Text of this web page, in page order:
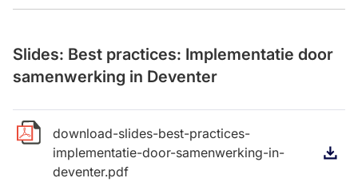
Slides: Best practices: Implementatie door
samenwerking in Deventer
download-slides-best-practices-
implementatie-door-samenwerking-in-
deventer.pdf